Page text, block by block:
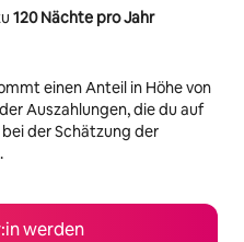
120 Nächte pro Jahr
einen Anteil in Höhe von
der Auszahlungen, die du auf
der Schätzung der
werden